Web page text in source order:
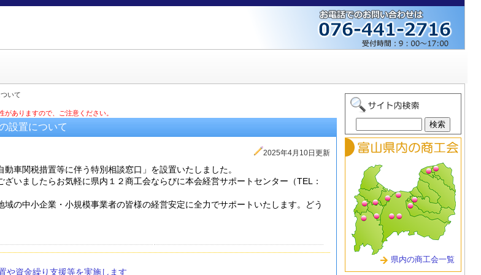
いて
ありますので、ご注意ください。
設置について
2025年4月10日更新
車関税措置等に伴う特別相談窓口」を設置いたしました。
いましたらお気軽に県内１２商工会ならびに本会経営サポートセンター（TEL：
の中小企業・小規模事業者の皆様の経営安定に全力でサポートいたします。どう
資金繰り支援等を実施します
県内の商工会一覧